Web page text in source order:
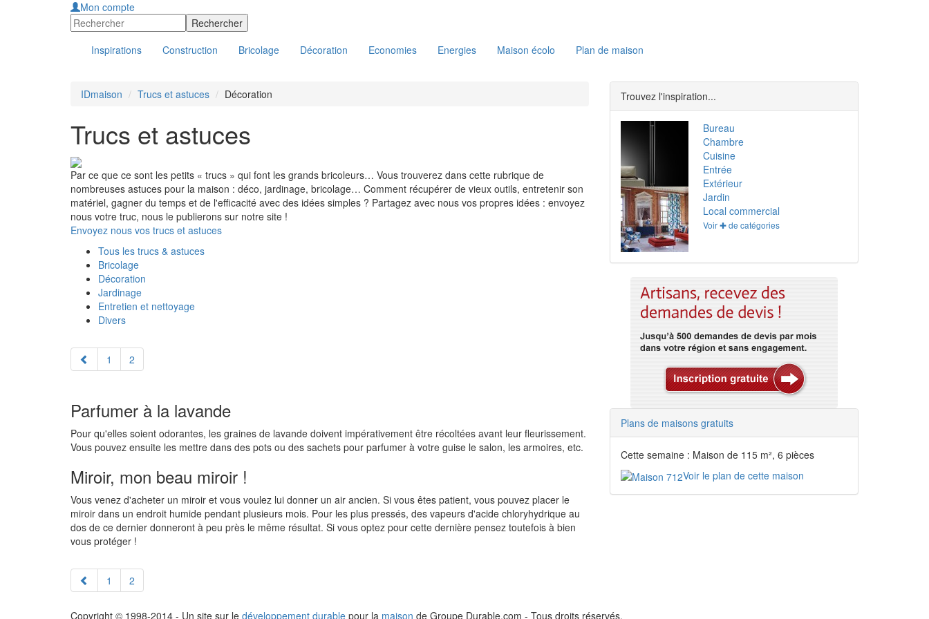
Mon compte
Inspirations Construction Bricolage Décoration Economies Energies Maison écolo Plan de maison
IDmaison Trucs et astuces Décoration
Trucs et astuces
Par ce que ce sont les petits « trucs » qui font les grands bricoleurs… Vous trouverez dans cette rubrique de
nombreuses astuces pour la maison : déco, jardinage, bricolage… Comment récupérer de vieux outils, entretenir son
matériel, gagner du temps et de l'efficacité avec des idées simples ? Partagez avec nous vos propres idées : envoyez
nous votre truc, nous le publierons sur notre site !
Envoyez nous vos trucs et astuces
Tous les trucs & astuces
Bricolage
Décoration
Jardinage
Entretien et nettoyage
Divers
1 2
Parfumer à la lavande
Pour qu'elles soient odorantes, les graines de lavande doivent impérativement être récoltées avant leur fleurissement.
Vous pouvez ensuite les mettre dans des pots ou des sachets pour parfumer à votre guise le salon, les armoires, etc.
Miroir, mon beau miroir !
Vous venez d'acheter un miroir et vous voulez lui donner un air ancien. Si vous êtes patient, vous pouvez placer le
miroir dans un endroit humide pendant plusieurs mois. Pour les plus pressés, des vapeurs d'acide chloryhydrique au
dos de ce dernier donneront à peu près le même résultat. Si vous optez pour cette dernière pensez toutefois à bien
vous protéger !
1 2
Trouvez l'inspiration...
Bureau
Chambre
Cuisine
Entrée
Extérieur
Jardin
Local commercial
Voir ✚ de catégories
Plans de maisons gratuits
Cette semaine : Maison de 115 m², 6 pièces
Voir le plan de cette maison
Copyright © 1998-2014 - Un site sur le développement durable pour la maison de Groupe Durable.com - Tous droits réservés.